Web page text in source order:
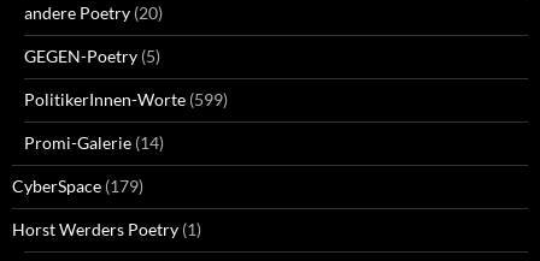
andere Poetry (20)
GEGEN-Poetry (5)
PolitikerInnen-Worte (599)
Promi-Galerie (14)
CyberSpace (179)
Horst Werders Poetry (1)